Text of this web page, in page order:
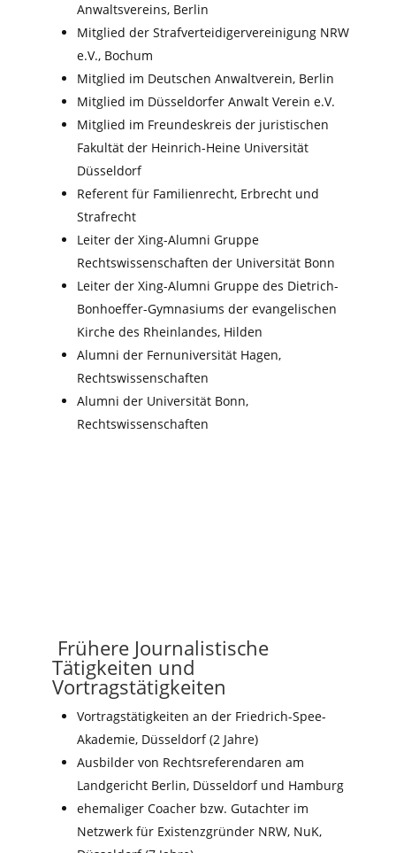
Anwaltsvereins, Berlin
Mitglied der Strafverteidigervereinigung NRW
e.V., Bochum
Mitglied im Deutschen Anwaltverein, Berlin
Mitglied im Düsseldorfer Anwalt Verein e.V.
Mitglied im Freundeskreis der juristischen
Fakultät der Heinrich-Heine Universität
Düsseldorf
Referent für Familienrecht, Erbrecht und
Strafrecht
Leiter der Xing-Alumni Gruppe
Rechtswissenschaften der Universität Bonn
Leiter der Xing-Alumni Gruppe des Dietrich-
Bonhoeffer-Gymnasiums der evangelischen
Kirche des Rheinlandes, Hilden
Alumni der Fernuniversität Hagen,
Rechtswissenschaften
Alumni der Universität Bonn,
Rechtswissenschaften
Frühere Journalistische
Tätigkeiten und
Vortragstätigkeiten
Vortragstätigkeiten an der Friedrich-Spee-
Akademie, Düsseldorf (2 Jahre)
Ausbilder von Rechtsreferendaren am
Landgericht Berlin, Düsseldorf und Hamburg
ehemaliger Coacher bzw. Gutachter im
Netzwerk für Existenzgründer NRW, NuK,